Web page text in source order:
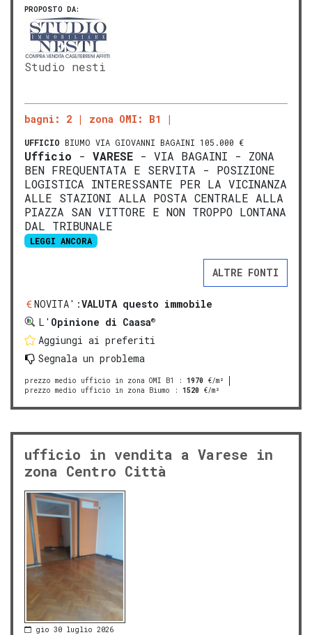
PROPOSTO DA:
Studio nesti
bagni: 2 zona OMI: B1
UFFICIO BIUMO VIA GIOVANNI BAGAINI 105.000 €
Ufficio - VARESE - VIA BAGAINI - ZONA
BEN FREQUENTATA E SERVITA - POSIZIONE
LOGISTICA INTERESSANTE PER LA VICINANZA
ALLE STAZIONI ALLA POSTA CENTRALE ALLA
PIAZZA SAN VITTORE E NON TROPPO LONTANA
DAL TRIBUNALE
LEGGI ANCORA
ALTRE FONTI
NOVITA':VALUTA questo immobile
L' Opinione di Caasa®
Aggiungi ai preferiti
Segnala un problema
prezzo medio ufficio in zona OMI B1 : 1970 €/m²
prezzo medio ufficio in zona Biumo : 1520 €/m²
ufficio in vendita a Varese in
zona Centro Città
gio 30 luglio 2026